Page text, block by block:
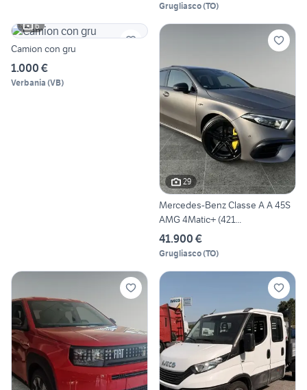
Grugliasco(TO)
6
Camion con gru
1.000 €
Verbania (VB)
29
Mercedes-Benz Classe A A 45S
AMG 4Matic+ (421...
41.900 €
Grugliasco(TO)